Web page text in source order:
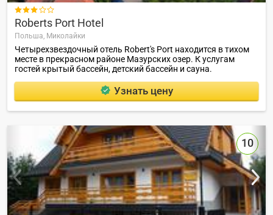

Roberts Port Hotel
Польша, Миколайки
Четырехзвездочный отель Robert's Port находится в тихом
месте в прекрасном районе Мазурских озер. К услугам
гостей крытый бассейн, детский бассейн и сауна.
Узнать цену
10